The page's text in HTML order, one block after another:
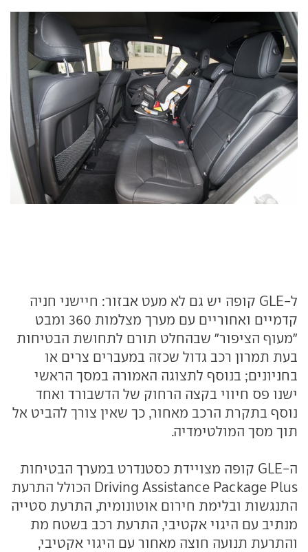
ל-GLE קופה יש גם לא מעט אבזור: חיישני חניה
קדמיים ואחוריים עם מערך מצלמות 360 ומבט
"מעוף הציפור" שבהחלט תורם לתחושת הבטיחות
בעת תמרון רכב גדול שכזה במעברים צרים או
בחניונים; בנוסף לתצוגה האמורה במסך הראשי
ישנו פס חיווי בקצה הרחוק של הדשבורד ואחד
נוסף בתקרת הרכב מאחור, כך שאין צורך להביט אל
תוך מסך המולטימדיה.
ה-GLE קופה מצויידת כסטנדרט במערך הבטיחות
Driving Assistance Package Plus הכולל התרעת
התנגשות ובלימת חירום אוטונומית, התרעת סטייה
מנתיב עם היגוי אקטיבי, התרעת רכב בשטח מת
והתרעת תנועה חוצה מאחור עם היגוי אקטיבי,